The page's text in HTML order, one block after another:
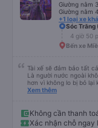
Giường nằm
Giường nằm
+1 loại xe
Sóc Trăng
4 giờ 50
Bến xe
Tài xế sẽ đảm bảo tất
Là người nước ngoài
hơn vì không lo bị bỏ lại
buýt Hảo cũng là một
Xem thêm
Không cần thanh
Xác nhận chỗ ngay